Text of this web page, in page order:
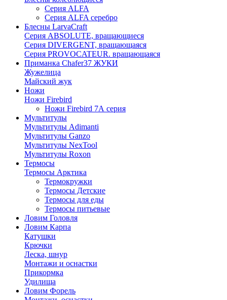
Серия ALFA
Серия ALFA серебро
Блесны LarvaCraft
Серия ABSOLUTE, вращающиеся
Серия DIVERGENT, вращающаяся
Серия PROVOCATEUR. вращающаяся
Приманка Chafer37 ЖУКИ
Жужелица
Майский жук
Ножи
Ножи Firebird
Ножи Firebird 7А серия
Мультитулы
Мультитулы Adimanti
Мультитулы Ganzo
Мультитулы NexTool
Мультитулы Roxon
Термосы
Термосы Арктика
Термокружки
Термосы Детские
Термосы для еды
Термосы питьевые
Ловим Головля
Ловим Карпа
Катушки
Крючки
Леска, шнур
Монтажи и оснастки
Прикормка
Удилища
Ловим Форель